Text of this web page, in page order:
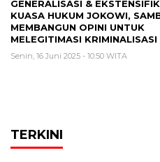
GENERALISASI &
KUASA HUKUM JOKOWI,
MEMBANGUN OPINI UNTUK
MELEGITIMASI KRIMINALISASI
Senin, 16 Juni 2025 - 10:50 WITA
TERKINI